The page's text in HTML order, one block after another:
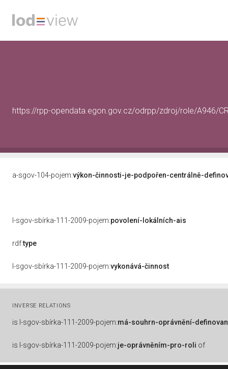
https://rpp-opendata.egon.gov.cz/odrpp/zdroj/role/A946/
a-sgov-104-pojem:výkon-činnosti-je-podpořen-centrálně-
l-sgov-sbírka-111-2009-pojem:povolení-lokálních-ais
rdf:type
l-sgov-sbírka-111-2009-pojem:vykonává-činnost
INVERSE RELATIONS
is l-sgov-sbírka-111-2009-pojem:má-souhrn-oprávnění-
is l-sgov-sbírka-111-2009-pojem:je-oprávněním-pro-roli of